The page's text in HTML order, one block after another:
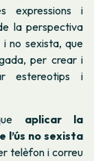
expressions i
la perspectiva
i no sexista, que
per crear i
estereotips i
aplicar la
l’ús no sexista
telèfon i correu